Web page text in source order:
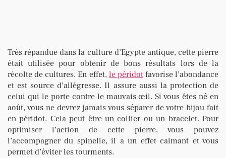
Très répandue dans la culture d’Egypte antique, cette pierre
était utilisée pour obtenir de bons résultats lors de la
récolte de cultures. En effet, le péridotfavorise l’abondance
et est source d’allégresse. Il assure aussi la protection de
celui qui le porte contre le mauvais œil. Si vous êtes né en
août, vous ne devrez jamais vous séparer de votre bijou fait
en péridot. Cela peut être un collier ou un bracelet. Pour
optimiser l’action de cette pierre, vous pouvez
l’accompagner du spinelle, il a un effet calmant et vous
permet d’éviter les tourments.